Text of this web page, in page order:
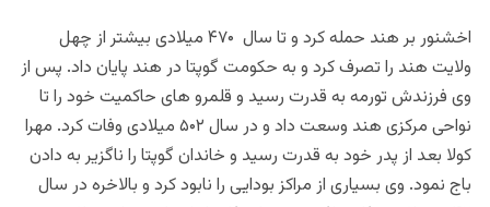
اخشنور بر هند حمله کرد و تا سال ۴۷۰ میلادی بیشتر از چهل
ولایت هند را تصرف کرد و به حکومت گوپتا در هند پایان داد. پس از
وی فرزندش تورمه به قدرت رسید و قلمرو های حاکمیت خود را تا
نواحی مرکزی هند وسعت داد و در سال ۵۰۲ میلادی وفات کرد. مهرا
کولا بعد از پدر خود به قدرت رسید و خاندان گوپتا را ناگزیر به دادن
باج نمود. وی بسیاری از مراکز بودایی را نابود کرد و بالاخره در سال